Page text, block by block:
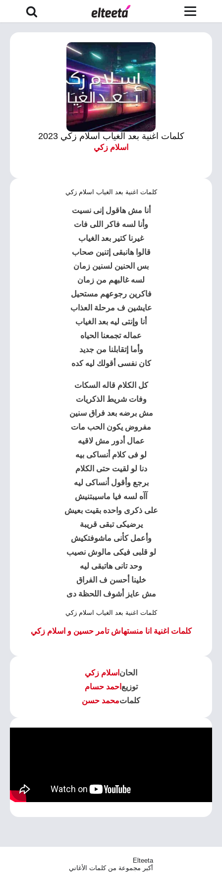
كلمات اغنية بعد الغياب اسلام زكي 2023
اسلام زكي
كلمات اغنية بعد الغياب اسلام زكي
أنا مش هاقول إنى نسيت
وأنا لسه فاكر اللى فات
غيرنا كتير بعد الغياب
قالوا هانبقى إتنين صحاب
بس الحنين لسنين زمان
لسه غالبهم من زمان
فاكرين رجوعهم مستحيل
عايشين ف مرحلة العذاب
أنا وإنتى ليه بعد الغياب
عماله تجمعنا الحياه
وأما إتقابلنا من جديد
كان نفسى أقولك ليه كده
كل الكلام قاله السكات
وفات شريط الذكريات
مش برضه بعد فراق سنين
مفروض يكون الحب مات
عمال أدور مش لاقيه
لو فى كلام أنساكى بيه
دنا لو لقيت حتى الكلام
برجع وأقول أنساكى ليه
آآه لسه فيا ماسيبتنيش
على ذكرى واحده بقيت بعيش
يرضيكى تبقى قريبة
وأعمل كأنى ماشوفتكيش
لو قلبى فيكى مالوش نصيب
وحد تانى هاتبقى ليه
خلينا أحسن ف الفراق
مش عايز أشوف اللحظة دى
كلمات اغنية بعد الغياب اسلام زكي
كلمات اغنية انا منستهاش تامر حسين و اسلام زكي
الحان اسلام زكي
توزيع احمد حسام
كلماتمحمد حسن
Elteeta
أكبر مجموعة من كلمات الأغاني